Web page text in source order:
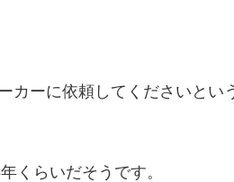
カーに依頼してくださいとい
くらいだそうです。